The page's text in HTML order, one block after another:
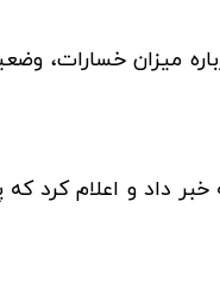
میزان خسارات،
3 تیم ارزیاب به منطقه خبر